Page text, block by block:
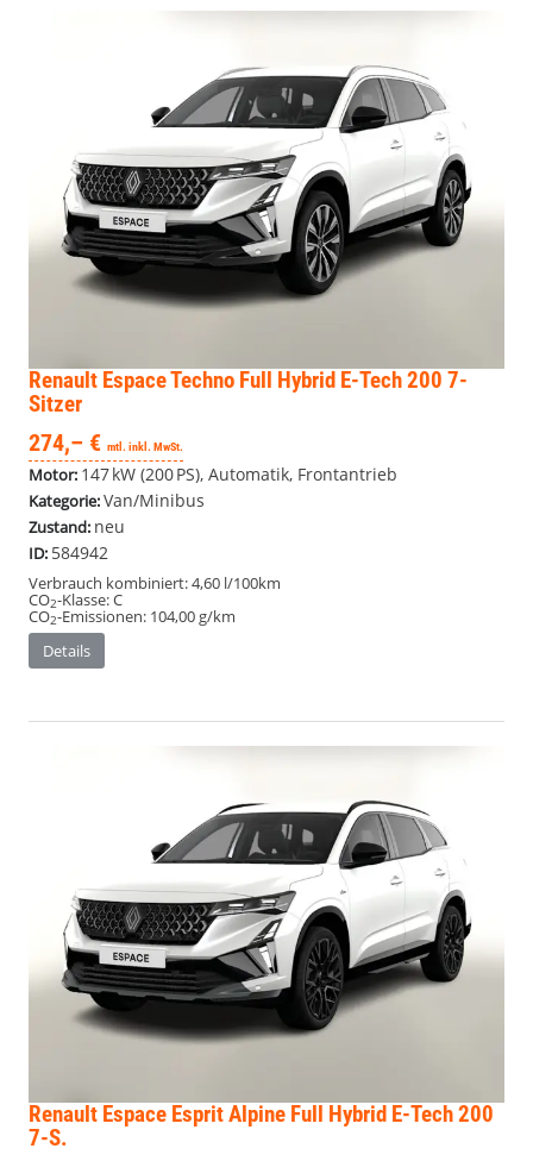
Renault EspaceTechno Full Hybrid E-Tech 200 7-
Sitzer
274,– € mtl. inkl. MwSt.
Motor: 147 kW (200 PS), Automatik, Frontantrieb
Kategorie:Van/Minibus
Zustand: neu
ID: 584942
Verbrauch kombiniert:4,60 l/100km
CO2-Klasse:C
CO2-Emissionen: 104,00 g/km
Details
Renault Espace Esprit Alpine Full Hybrid E-Tech 200
7-S.